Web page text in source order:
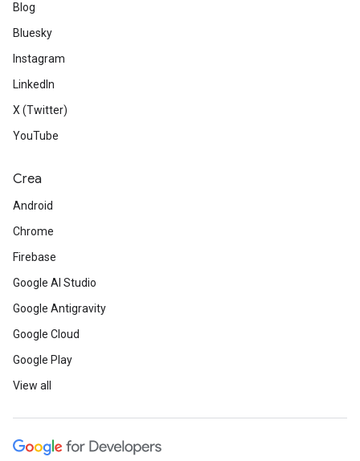
Blog
Bluesky
Instagram
LinkedIn
X (Twitter)
YouTube
Crea
Android
Chrome
Firebase
Google AI Studio
Google Antigravity
Google Cloud
Google Play
View all